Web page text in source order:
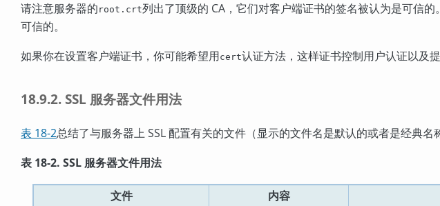
请注意服务器的 root.crt列出了顶级的 CA，它们对客户端证书的签名被认为是可信
可信的。
如果你在设置客户端证书，你可能希望用cert认证方法，这样证书控制用户认证以及
18.9.2. SSL 服务器文件用法
表 18-2总结了与服务器上 SSL 配置有关的文件（显示的文件名是默认的或者是经典名
表 18-2. SSL 服务器文件用法
文件 内容